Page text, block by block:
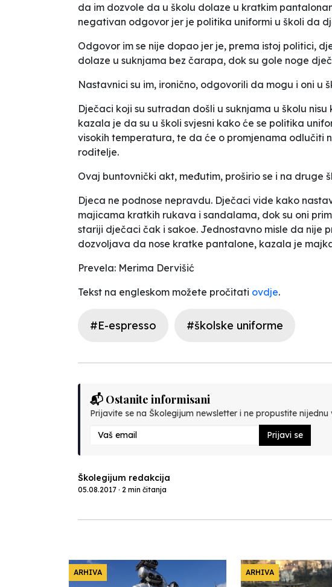
da im dozvole da u školu dolaze u kratkim
negativan odgovor jer je politika uniformi u školi da
Odgovor im se nije dopao jer je, prema istoj politici,
dolaze u suknjama bez čarapa, dok su gole noge
Nastavnici su im, ironično, odgovorili da mogu i oni u
Dječaci koji su sutradan došli u suknjama u školu
kazala je da su u školi svjesni kako će se politika
visokih temperatura, te da će o promjenama odlučiti
roditelje.
Ovaj buntovnički akt, međutim, proširio se i na druge
Djeca ne podnose nepravdu. Dječaci vide kako
majicama kratkih rukava i sandalama, dok su oni
stariji dječaci čak i sakoe. Jednostavno misle da nije
dozvoljava da nose kratke pantalone, kazala je
Prevela: Merima Dervišić
Tekst na engleskom možete pročitati ovdje.
#E-espresso #školske uniforme
📬 Ostanite informisani
Prijavite se na Školegijum newsletter i ne propustite nijednu
Prijavi se
Školegijum redakcija
05.08.2017 · 2 min čitanja
ARHIVA ARHIVA